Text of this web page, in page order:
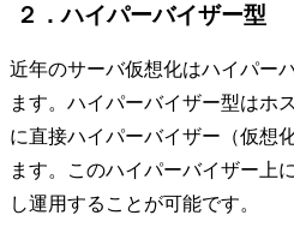
２．ハイパーバイザー型
近年のサーバ仮想化はハイパー
ます。ハイパーバイザー型はホ
に直接ハイパーバイザー（仮想
ます。このハイパーバイザー上
し運用することが可能です。